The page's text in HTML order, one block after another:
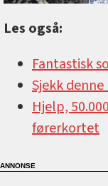
Les også:
Fantastisk
Sjekk
Hjelp,
førerkortet